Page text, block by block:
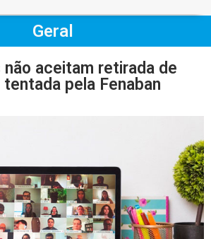
Geral
não aceitam retirada de
pela Fenaban